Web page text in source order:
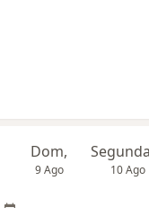
Dom,
9 Ago 10 Ago